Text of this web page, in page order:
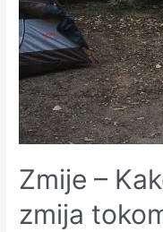
Zmije –
zmija